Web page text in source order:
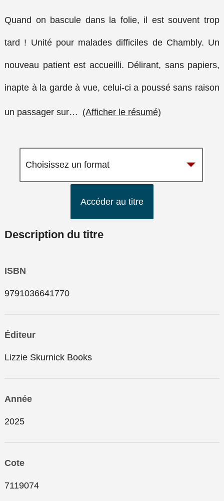
Quand on bascule dans la folie, il est souvent trop
tard ! Unité pour malades difficiles de Chambly. Un
nouveau patient est accueilli. Délirant, sans papiers,
inapte à la garde à vue, celui-ci a poussé sans raison
un passager sur… (Afficher le résumé)
Accéder au titre
Description du titre
ISBN
9791036641770
Éditeur
Lizzie Skurnick Books
Année
2025
Cote
7119074